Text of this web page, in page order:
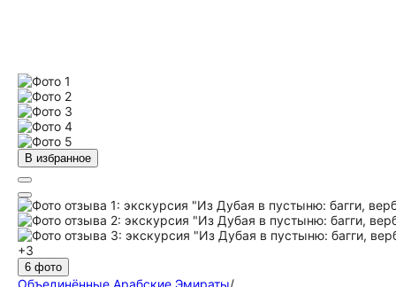
В избранное
+3
6 фото
Объединённые Арабские Эмираты/